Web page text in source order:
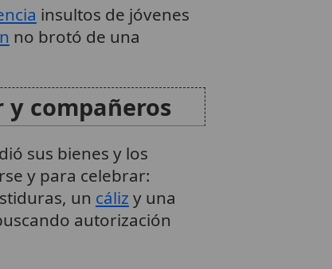
insultos de jóvenes
no brotó de una
y compañeros
sus bienes y los
y para celebrar:
un cáliz y una
autorización